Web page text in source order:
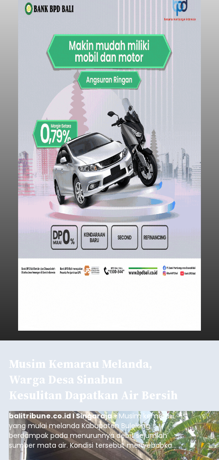
Musim Kemarau Melanda,
Warga Desa Sinabun
Kesulitan Dapatkan Air Bersih
balitribune.co.id I Singaraja -Musim kemarau
yang mulai melanda Kabupaten Buleleng
berdampak pada menurunnya debit sejumlah
sumber mata air. Kondisi tersebut menyebabkan
warga di beberapa desa mulai mengalami